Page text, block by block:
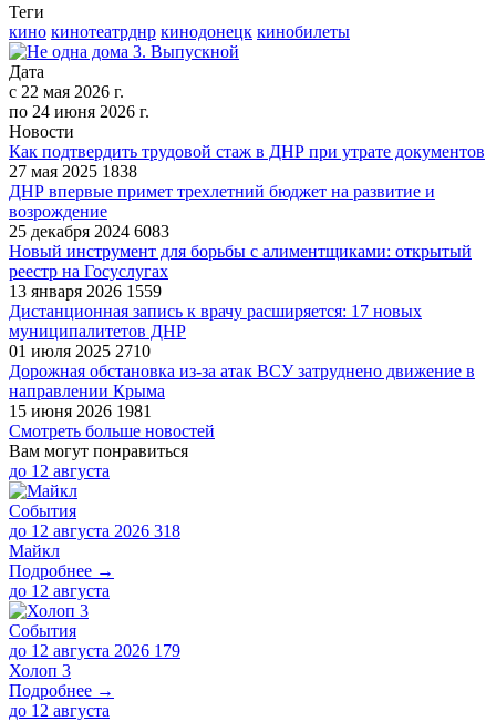
Теги
кино кинотеатрднр кинодонецк кинобилеты
Дата
с 22 мая 2026 г.
по 24 июня 2026 г.
Новости
Как подтвердить трудовой стаж в ДНР при утрате документов
27 мая 2025 1838
ДНР впервые примет трехлетний бюджет на развитие и
возрождение
25 декабря 2024 6083
Новый инструмент для борьбы с алиментщиками: открытый
реестр на Госуслугах
13 января 2026 1559
Дистанционная запись к врачу расширяется: 17 новых
муниципалитетов ДНР
01 июля 2025 2710
Дорожная обстановка из-за атак ВСУ затруднено движение в
направлении Крыма
15 июня 2026 1981
Смотреть больше новостей
Вам могут понравиться
до 12 августа
События
до 12 августа 2026 318
Майкл
Подробнее →
до 12 августа
События
до 12 августа 2026 179
Холоп 3
Подробнее →
до 12 августа